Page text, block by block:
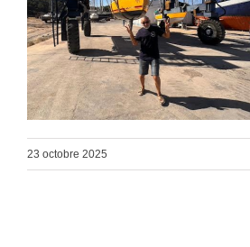
23 octobre 2025